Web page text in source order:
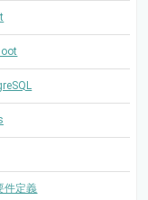
件定義